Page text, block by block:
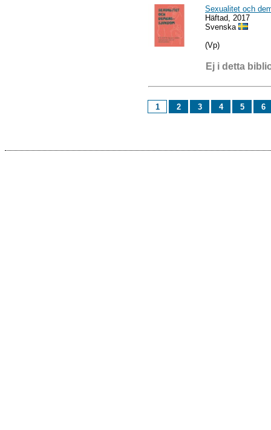
Sexualitet och
Häftad, 2017
Svenska
(Vp)
Ej i detta
1 2 3 4 5 6